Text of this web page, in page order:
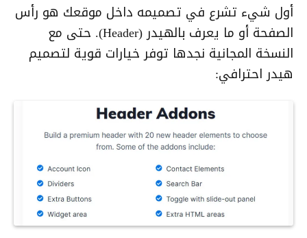
أول شيء تشرع في تصميمه داخل موقعك هو رأس
الصفحة أو ما يعرف بالهيدر (Header). حتى مع
النسخة المجانية نجدها توفر خيارات قوية لتصميم
هيدر احترافي: